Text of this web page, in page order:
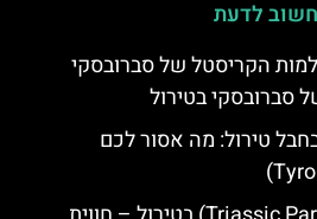
חשוב לדעת
הקריסטל של סברובסקי
סברובסקי בטירול
טירול: מה אסור לכם